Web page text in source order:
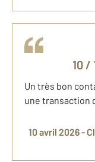
10/
Un très bon
une transaction
10 avril 2026 -